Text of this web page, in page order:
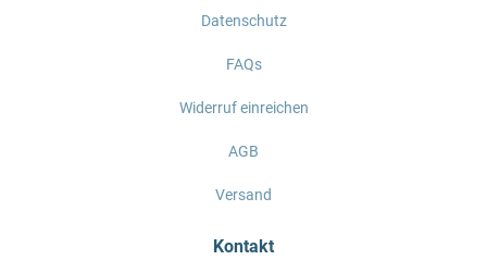
Datenschutz
FAQs
Widerruf einreichen
AGB
Versand
Kontakt